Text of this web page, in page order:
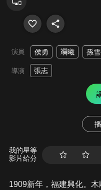
演員 侯勇 斕曦 孫
導演 張志
我的星等
影片給分
1909新年，福建興化。